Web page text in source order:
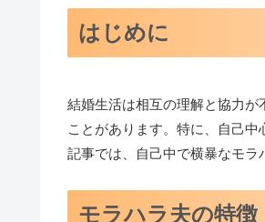
はじめに
結婚生活は相互の理解と協力
ことがあります。特に、自己
記事では、自己中で横暴なモラ
モラハラ夫の特徴